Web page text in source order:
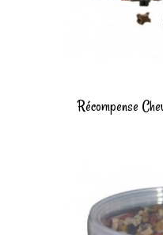
Récompense